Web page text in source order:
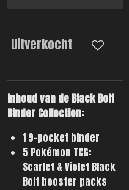
Uitverkocht
Inhoud van de Black Bolt
Binder Collection:
1 9-pocket binder
5 Pokémon TCG:
Scarlet & Violet Black
Bolt booster packs